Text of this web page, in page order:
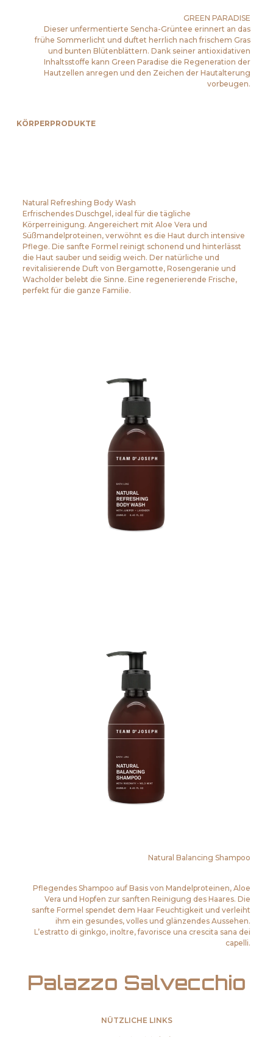
GREEN PARADISE
Dieser unfermentierte Sencha-Grüntee erinnert an das
frühe Sommerlicht und duftet herrlich nach frischem Gras
und bunten Blütenblättern. Dank seiner antioxidativen
Inhaltsstoffe kann Green Paradise die Regeneration der
Hautzellen anregen und den Zeichen der Hautalterung
vorbeugen.
KÖRPERPRODUKTE
Natural Refreshing Body Wash
Erfrischendes Duschgel, ideal für die tägliche
Körperreinigung. Angereichert mit Aloe Vera und
Süßmandelproteinen, verwöhnt es die Haut durch intensive
Pflege. Die sanfte Formel reinigt schonend und hinterlässt
die Haut sauber und seidig weich. Der natürliche und
revitalisierende Duft von Bergamotte, Rosengeranie und
Wacholder belebt die Sinne. Eine regenerierende Frische,
perfekt für die ganze Familie.
Natural Balancing Shampoo
Pflegendes Shampoo auf Basis von Mandelproteinen, Aloe
Vera und Hopfen zur sanften Reinigung des Haares. Die
sanfte Formel spendet dem Haar Feuchtigkeit und verleiht
ihm ein gesundes, volles und glänzendes Aussehen.
L’estratto di ginkgo, inoltre, favorisce una crescita sana dei
capelli.
Palazzo Salvecchio
NÜTZLICHE LINKS